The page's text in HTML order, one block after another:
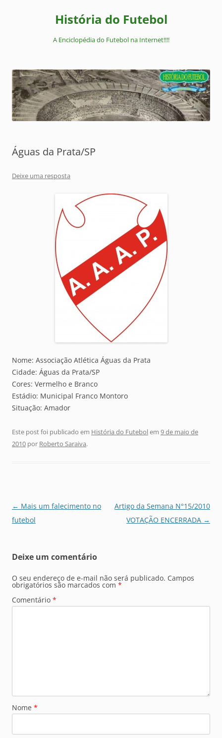
História do Futebol
A Enciclopédia do Futebol na Internet!!!!
Águas da Prata/SP
Deixe uma resposta
Nome: Associação Atlética Águas da Prata
Cidade: Águas da Prata/SP
Cores: Vermelho e Branco
Estádio: Municipal Franco Montoro
Situação: Amador
Este post foi publicado em História do Futebolem 9 de maio de
2010 por Roberto Saraiva.
Navegação
de
← Mais um falecimento no
futebol
Artigo da Semana N°15/2010
VOTAÇÃO ENCERRADA →
Deixe um comentário
O seu endereço de e-mail não será publicado. Campos
obrigatórios são marcados com *
Comentário *
Nome *